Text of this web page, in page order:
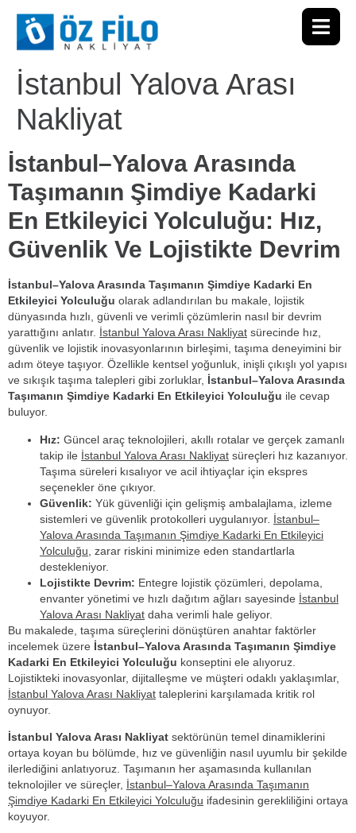
İstanbul Yalova Arası
Nakliyat
İstanbul–Yalova Arasında
Taşımanın Şimdiye Kadarki
En Etkileyici Yolculuğu: Hız,
Güvenlik Ve Lojistikte Devrim
İstanbul–Yalova Arasında Taşımanın Şimdiye Kadarki En
Etkileyici Yolculuğu olarak adlandırılan bu makale, lojistik
dünyasında hızlı, güvenli ve verimli çözümlerin nasıl bir devrim
yarattığını anlatır. İstanbul Yalova Arası Nakliyat sürecinde hız,
güvenlik ve lojistik inovasyonlarının birleşimi, taşıma deneyimini bir
adım öteye taşıyor. Özellikle kentsel yoğunluk, inişli çıkışlı yol yapısı
ve sıkışık taşıma talepleri gibi zorluklar, İstanbul–Yalova Arasında
Taşımanın Şimdiye Kadarki En Etkileyici Yolculuğu ile cevap
buluyor.
Hız: Güncel araç teknolojileri, akıllı rotalar ve gerçek zamanlı
takip ile İstanbul Yalova Arası Nakliyat süreçleri hız kazanıyor.
Taşıma süreleri kısalıyor ve acil ihtiyaçlar için ekspres
seçenekler öne çıkıyor.
Güvenlik: Yük güvenliği için gelişmiş ambalajlama, izleme
sistemleri ve güvenlik protokolleri uygulanıyor. İstanbul–
Yalova Arasında Taşımanın Şimdiye Kadarki En Etkileyici
Yolculuğu , zarar riskini minimize eden standartlarla
destekleniyor.
Lojistikte Devrim: Entegre lojistik çözümleri, depolama,
envanter yönetimi ve hızlı dağıtım ağları sayesinde İstanbul
Yalova Arası Nakliyat daha verimli hale geliyor.
Bu makalede, taşıma süreçlerini dönüştüren anahtar faktörler
incelemek üzere İstanbul–Yalova Arasında Taşımanın Şimdiye
Kadarki En Etkileyici Yolculuğu konseptini ele alıyoruz.
Lojistikteki inovasyonlar, dijitalleşme ve müşteri odaklı yaklaşımlar,
İstanbul Yalova Arası Nakliyat taleplerini karşılamada kritik rol
oynuyor.
İstanbul Yalova Arası Nakliyat sektörünün temel dinamiklerini
ortaya koyan bu bölümde, hız ve güvenliğin nasıl uyumlu bir şekilde
ilerlediğini anlatıyoruz. Taşımanın her aşamasında kullanılan
teknolojiler ve süreçler, İstanbul–Yalova Arasında Taşımanın
Şimdiye Kadarki En Etkileyici Yolculuğu ifadesinin gerekliliğini ortaya
koyuyor.